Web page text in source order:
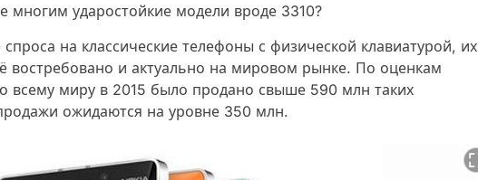
многим ударостойкие модели вроде 3310?
на классические телефоны с физической клавиатурой, их
востребовано и актуально на мировом рынке. По оценкам
всему миру в 2015 было продано свыше 590 млн таких
ожидаются на уровне 350 млн.